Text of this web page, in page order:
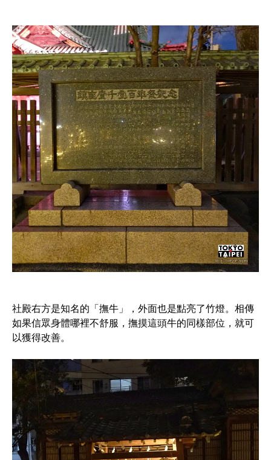
社殿右方是知名的「撫牛」，外面也是點亮了竹燈。相傳
如果信眾身體哪裡不舒服，撫摸這頭牛的同樣部位，就可
以獲得改善。